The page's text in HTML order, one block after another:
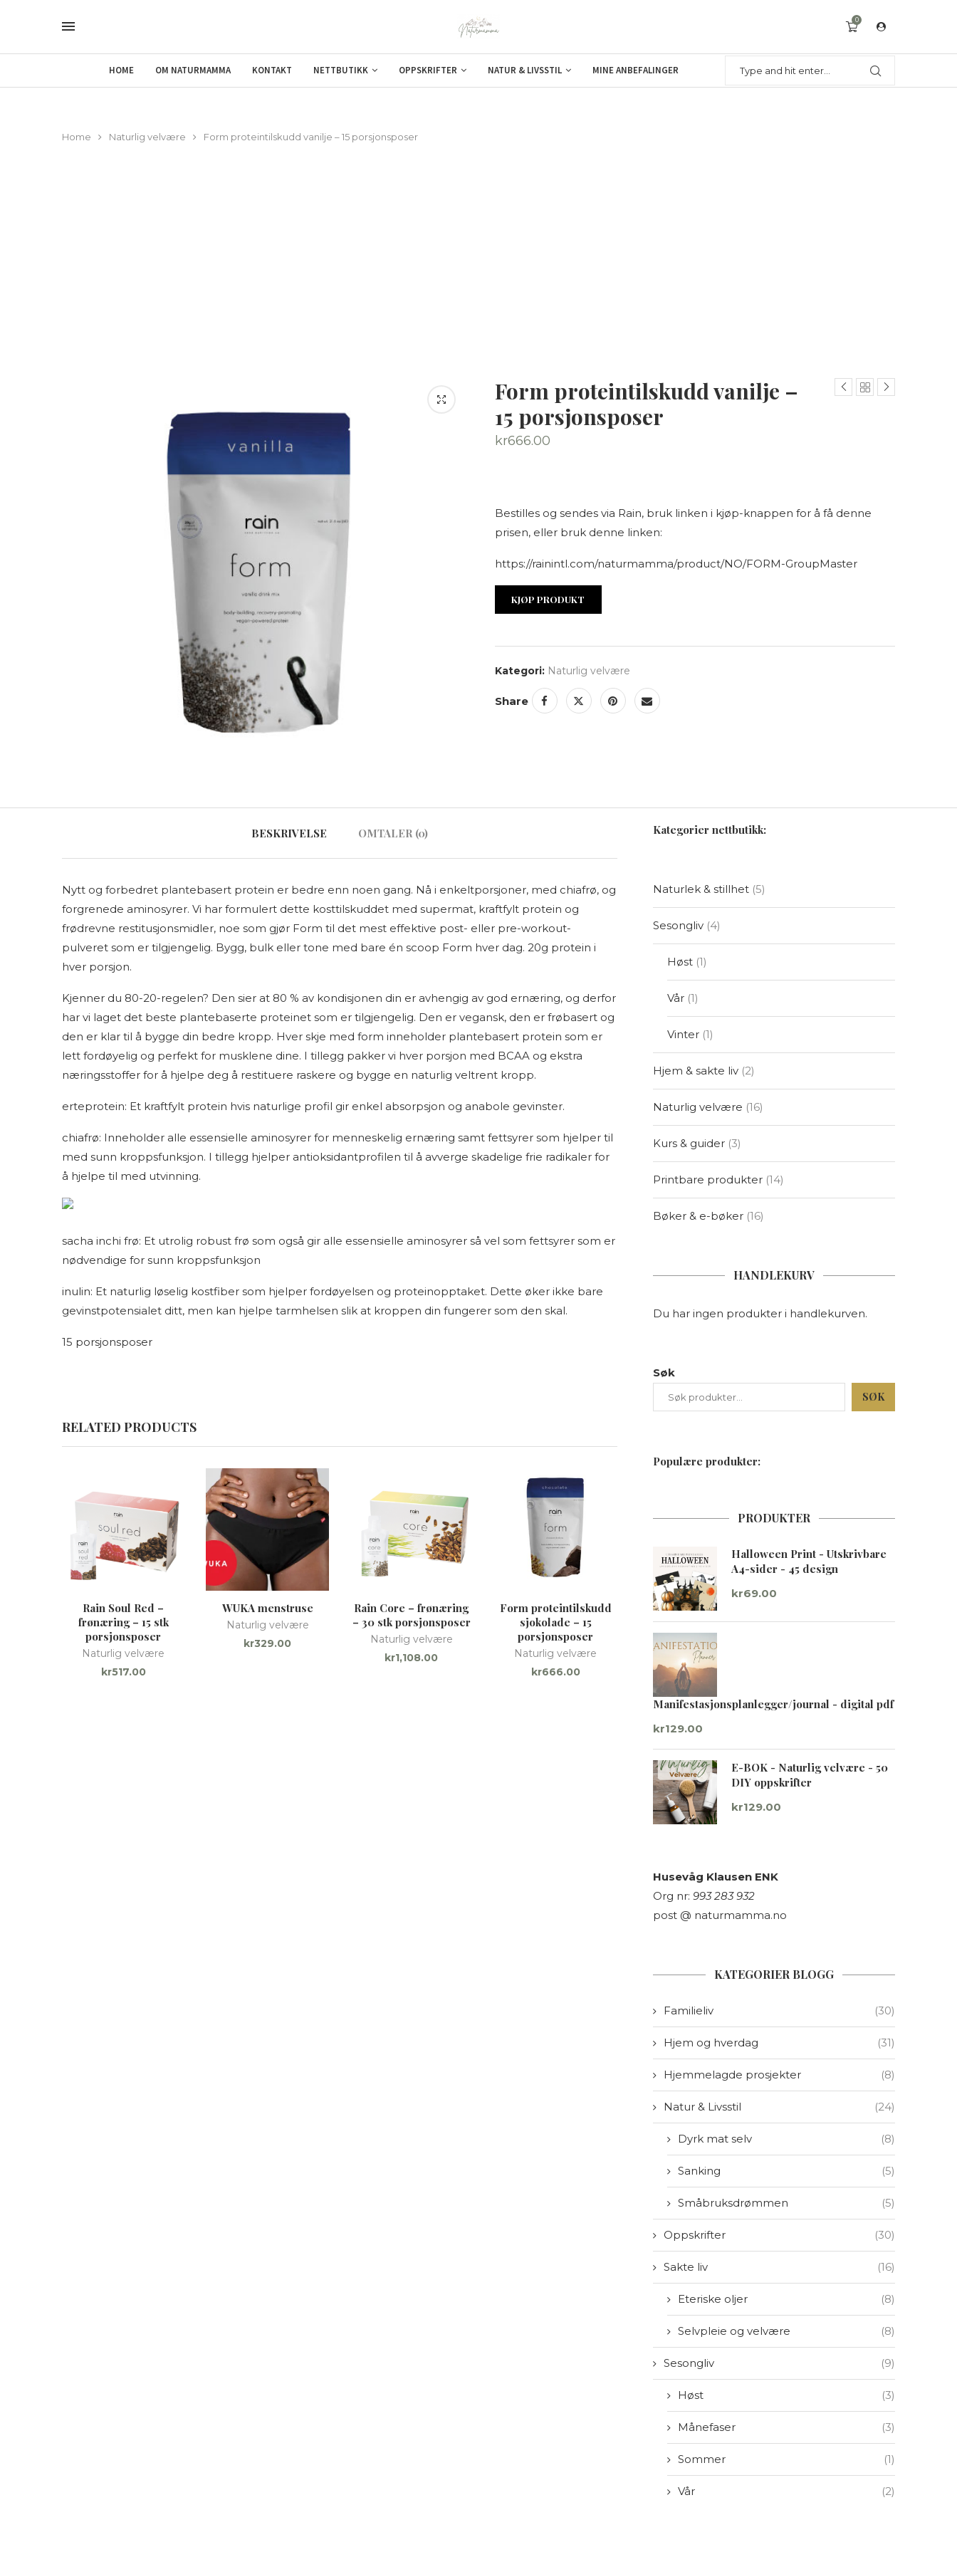
0
HOME OM NATURMAMMA KONTAKT NETTBUTIKK OPPSKRIFTER NATUR & LIVSSTIL MINE ANBEFALINGER
Home Naturlig velvære Form proteintilskudd vanilje – 15 porsjonsposer
Form proteintilskudd vanilje –
15 porsjonsposer
kr666.00
Bestilles og sendes via Rain, bruk linken i kjøp-knappen for å få denne
prisen, eller bruk denne linken:
https://rainintl.com/naturmamma/product/NO/FORM-GroupMaster
KJØP PRODUKT
Kategori: Naturlig velvære
Share
BESKRIVELSE OMTALER (0)
Nytt og forbedret plantebasert protein er bedre enn noen gang. Nå i enkeltporsjoner, med chiafrø, og
forgrenede aminosyrer. Vi har formulert dette kosttilskuddet med supermat, kraftfylt protein og
frødrevne restitusjonsmidler, noe som gjør Form til det mest effektive post- eller pre-workout-
pulveret som er tilgjengelig. Bygg, bulk eller tone med bare én scoop Form hver dag. 20g protein i
hver porsjon.
Kjenner du 80-20-regelen? Den sier at 80 % av kondisjonen din er avhengig av god ernæring, og derfor
har vi laget det beste plantebaserte proteinet som er tilgjengelig. Den er vegansk, den er frøbasert og
den er klar til å bygge din bedre kropp. Hver skje med form inneholder plantebasert protein som er
lett fordøyelig og perfekt for musklene dine. I tillegg pakker vi hver porsjon med BCAA og ekstra
næringsstoffer for å hjelpe deg å restituere raskere og bygge en naturlig veltrent kropp.
erteprotein: Et kraftfylt protein hvis naturlige profil gir enkel absorpsjon og anabole gevinster.
chiafrø: Inneholder alle essensielle aminosyrer for menneskelig ernæring samt fettsyrer som hjelper til
med sunn kroppsfunksjon. I tillegg hjelper antioksidantprofilen til å avverge skadelige frie radikaler for
å hjelpe til med utvinning.
sacha inchi frø: Et utrolig robust frø som også gir alle essensielle aminosyrer så vel som fettsyrer som er
nødvendige for sunn kroppsfunksjon
inulin: Et naturlig løselig kostfiber som hjelper fordøyelsen og proteinopptaket. Dette øker ikke bare
gevinstpotensialet ditt, men kan hjelpe tarmhelsen slik at kroppen din fungerer som den skal.
15 porsjonsposer
RELATED PRODUCTS
Rain Soul Red –
frønæring – 15 stk
porsjonsposer
Naturlig velvære
kr517.00
WUKA menstruse
Naturlig velvære
kr329.00
Rain Core – frønæring
– 30 stk porsjonsposer
Naturlig velvære
kr1,108.00
Form proteintilskudd
sjokolade – 15
porsjonsposer
Naturlig velvære
kr666.00
Kategorier nettbutikk:
Naturlek & stillhet 5
Sesongliv 4
Høst 1
Vår 1
Vinter 1
Hjem & sakte liv 2
Naturlig velvære 16
Kurs & guider 3
Printbare produkter 14
Bøker & e-bøker 16
HANDLEKURV
Du har ingen produkter i handlekurven.
Søk
SØK
Populære produkter:
PRODUKTER
Halloween Print - Utskrivbare
A4-sider - 45 design
kr69.00
Manifestasjonsplanlegger/journal - digital pdf
kr129.00
E-BOK - Naturlig velvære - 50
DIY oppskrifter
kr129.00
Husevåg Klausen ENK
Org nr: 993 283 932
post @ naturmamma.no
KATEGORIER BLOGG
Familieliv (30)
Hjem og hverdag (31)
Hjemmelagde prosjekter (8)
Natur & Livsstil (24)
Dyrk mat selv (8)
Sanking (5)
Småbruksdrømmen (5)
Oppskrifter (30)
Sakte liv (16)
Eteriske oljer (8)
Selvpleie og velvære (8)
Sesongliv (9)
Høst (3)
Månefaser (3)
Sommer (1)
Vår (2)